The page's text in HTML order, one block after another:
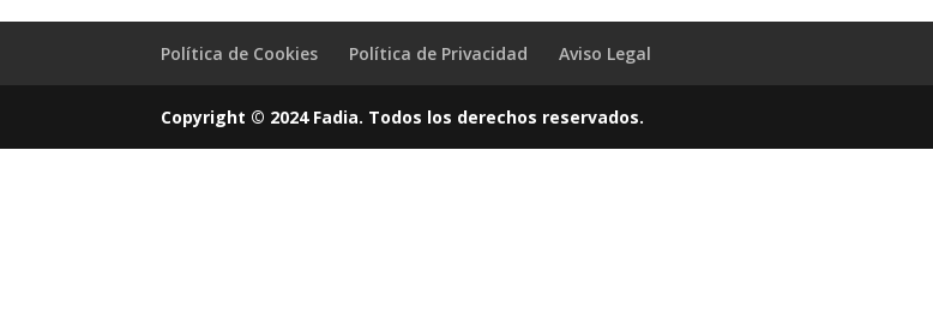
Política de Cookies Política de Privacidad Aviso Legal
Copyright © 2024 Fadia. Todos los derechos reservados.